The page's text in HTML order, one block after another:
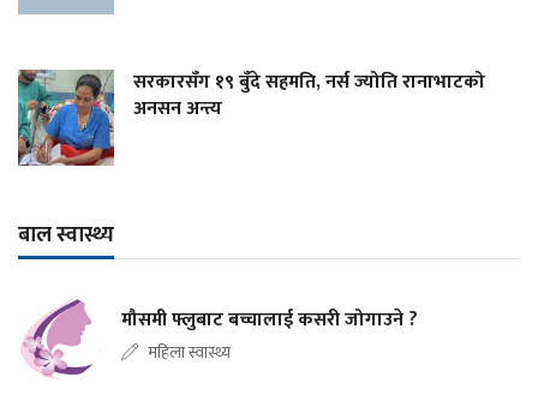
सरकारसँग १९ बुँदे सहमति, नर्स ज्योति रानाभाटको
अनसन अन्त्य
बाल स्वास्थ्य
मौसमी फ्लुबाट बच्चालाई कसरी जोगाउने ?
महिला स्वास्थ्य